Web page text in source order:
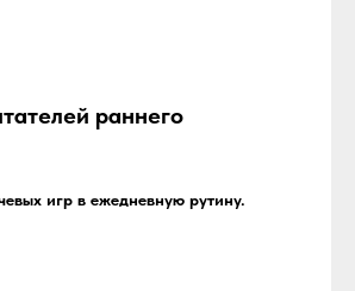
раннего
игр в ежедневную рутину.